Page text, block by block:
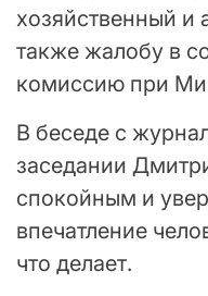
хозяйственный и
также жалобу в
комиссию при
В беседе с
заседании
спокойным и
впечатление
что делает.